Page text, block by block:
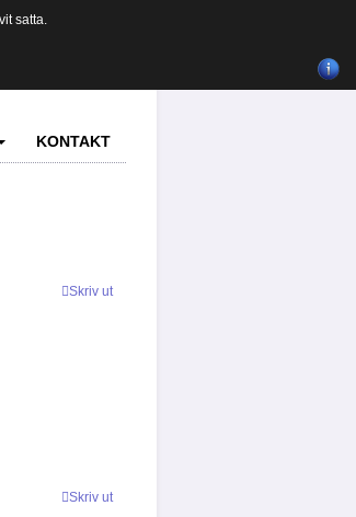
KONTAKT
Skriv ut
Skriv ut
satta.